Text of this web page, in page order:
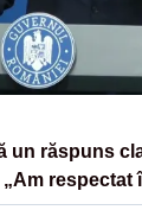
un răspuns
respectat